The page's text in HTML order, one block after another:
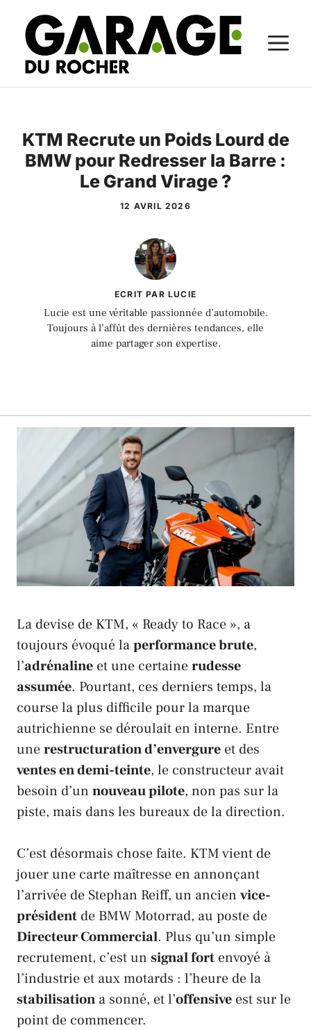
contenu
KTM Recrute un Poids Lourd de
BMW pour Redresser la Barre :
Le Grand Virage ?
12 AVRIL 2026
ECRIT PAR LUCIE
Lucie est une véritable passionnée d’automobile.
Toujours à l’affût des dernières tendances, elle
aime partager son expertise.
La devise de KTM, « Ready to Race », a
toujours évoqué laperformance brute,
l’adrénaline et une certainerudesse
assumée. Pourtant, ces derniers temps, la
course la plus difficile pour la marque
autrichienne se déroulait en interne. Entre
unerestructuration d’envergure et des
ventes en demi-teinte, le constructeur avait
besoin d’un nouveau pilote, non pas sur la
piste, mais dans les bureaux de la direction.
C’est désormais chose faite. KTMvient de
jouer une carte maîtresse en annonçant
l’arrivée de Stephan Reiff, un ancien vice-
président de BMW Motorrad, au poste de
Directeur Commercial. Plus qu’un simple
recrutement, c’est un signal fort envoyé à
l’industrie et aux motards : l’heure de la
stabilisation a sonné, et l’offensive est sur le
point de commencer.